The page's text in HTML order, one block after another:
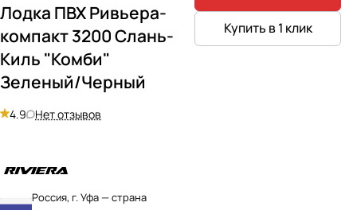
Лодка ПВХ Ривьера-
компакт 3200 Слань-
Киль "Комби"
Зеленый/Черный
4.9 Нет отзывов
Россия, г. Уфа — страна
Купить в 1 клик